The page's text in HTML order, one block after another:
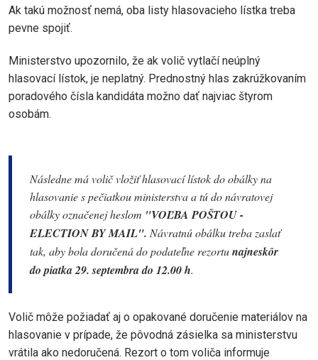
Ak takú možnosť nemá, oba listy hlasovacieho lístka treba
pevne spojiť.
Ministerstvo upozornilo, že ak volič vytlačí neúplný
hlasovací lístok, je neplatný. Prednostný hlas zakrúžkovaním
poradového čísla kandidáta možno dať najviac štyrom
osobám.
Následne má volič vložiť hlasovací lístok do obálky na
hlasovanie s pečiatkou ministerstva a tú do návratovej
obálky označenej heslom "VOĽBA POŠTOU -
ELECTION BY MAIL". Návratnú obálku treba zaslať
tak, aby bola doručená do podateľne rezortunajneskôr
do piatka 29. septembra do 12.00 h.
Volič môže požiadať aj o opakované doručenie materiálov na
hlasovanie v prípade, že pôvodná zásielka sa ministerstvu
vrátila ako nedoručená. Rezort o tom voliča informuje